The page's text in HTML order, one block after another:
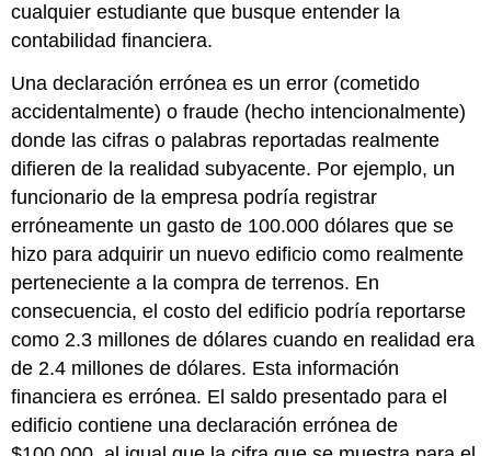
cualquier estudiante que busque entender la
contabilidad financiera.
Una declaración errónea es un error (cometido
accidentalmente) o fraude (hecho intencionalmente)
donde las cifras o palabras reportadas realmente
difieren de la realidad subyacente. Por ejemplo, un
funcionario de la empresa podría registrar
erróneamente un gasto de 100.000 dólares que se
hizo para adquirir un nuevo edificio como realmente
perteneciente a la compra de terrenos. En
consecuencia, el costo del edificio podría reportarse
como 2.3 millones de dólares cuando en realidad era
de 2.4 millones de dólares. Esta información
financiera es errónea. El saldo presentado para el
edificio contiene una declaración errónea de